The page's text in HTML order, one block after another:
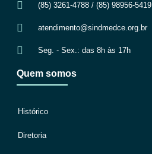
(85) 3261-4788 / (85) 98956-5419
atendimento@sindmedce.org.br
Seg. - Sex.: das 8h às 17h
Quem somos
Histórico
Diretoria